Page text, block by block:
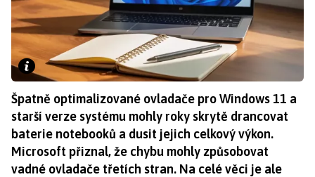
Špatně optimalizované ovladače pro Windows 11 a
starší verze systému mohly roky skrytě drancovat
baterie notebooků a dusit jejich celkový výkon.
Microsoft přiznal, že chybu mohly způsobovat
vadné ovladače třetích stran. Na celé věci je ale